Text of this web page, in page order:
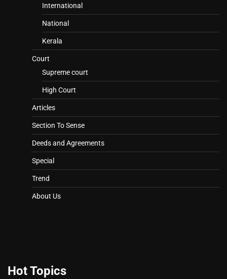
International
National
Kerala
Court
Supreme court
High Court
Articles
Section To Sense
Deeds and Agreements
Special
Trend
About Us
Hot Topics